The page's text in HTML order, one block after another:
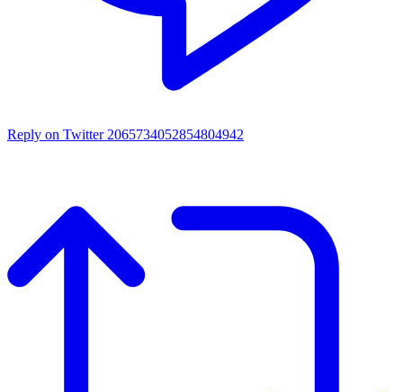
Reply on Twitter 2065734052854804942